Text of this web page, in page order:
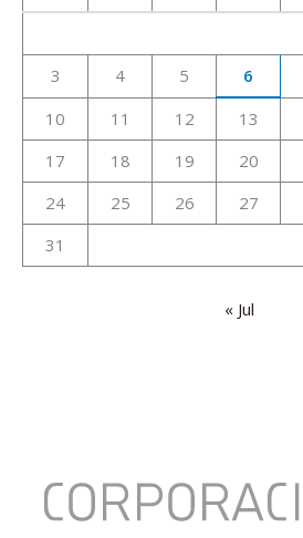
3
4 5 6
10
11 12 13
17
18 19 20
24
25 26 27
31
« Jul
publica
el